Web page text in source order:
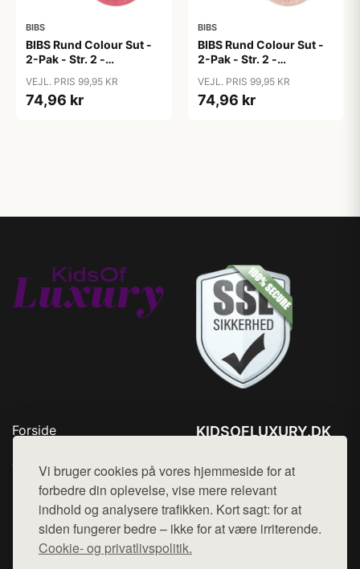
Vi bruger cookies på vores hjemmeside for at
forbedre din oplevelse, vise mere relevant
indhold og analysere trafikken. Kort sagt: for at
siden fungerer bedre – ikke for at være irriterende.
Cookie- og privatlivspolitik.
BIBS
BIBS Rund Colour Sut -
2-Pak - Str. 2 -
Studio - Baby Pink/Coral
Mix
VEJL. PRIS 99,95 KR
74,96 kr
BIBS
BIBS Rund Colour Sut -
2-Pak - Str. 2 -
Studio - Blush Mix
VEJL. PRIS 99,95 KR
74,96 kr
Forside
Top Rabatter
Kontakt
KIDSOFLUXURY.DK
Mail: hej@want.dk
Cookie- og privatlivspolitik